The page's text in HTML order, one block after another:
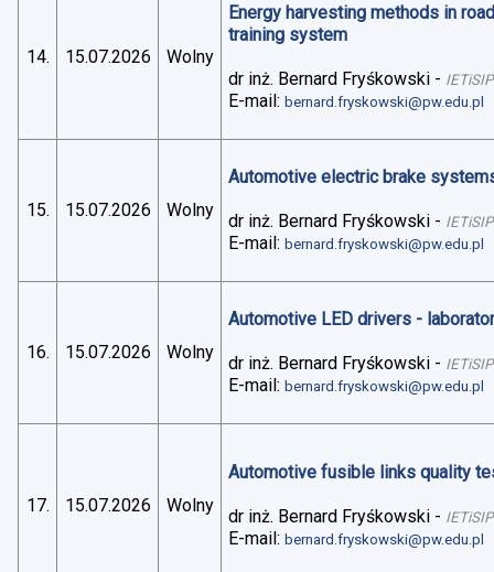
14. 15.07.2026 Wolny
Energy harvesting methods in
training system
dr inż. Bernard Fryśkowski - IETiSIP
E-mail:bernard.fryskowski@pw.edu.pl
15. 15.07.2026 Wolny
Automotive electric brake
dr inż. Bernard Fryśkowski - IETiSIP
E-mail:bernard.fryskowski@pw.edu.pl
16. 15.07.2026 Wolny
Automotive LED drivers -
dr inż. Bernard Fryśkowski - IETiSIP
E-mail:bernard.fryskowski@pw.edu.pl
17. 15.07.2026 Wolny
Automotive fusible links quality
dr inż. Bernard Fryśkowski - IETiSIP
E-mail:bernard.fryskowski@pw.edu.pl